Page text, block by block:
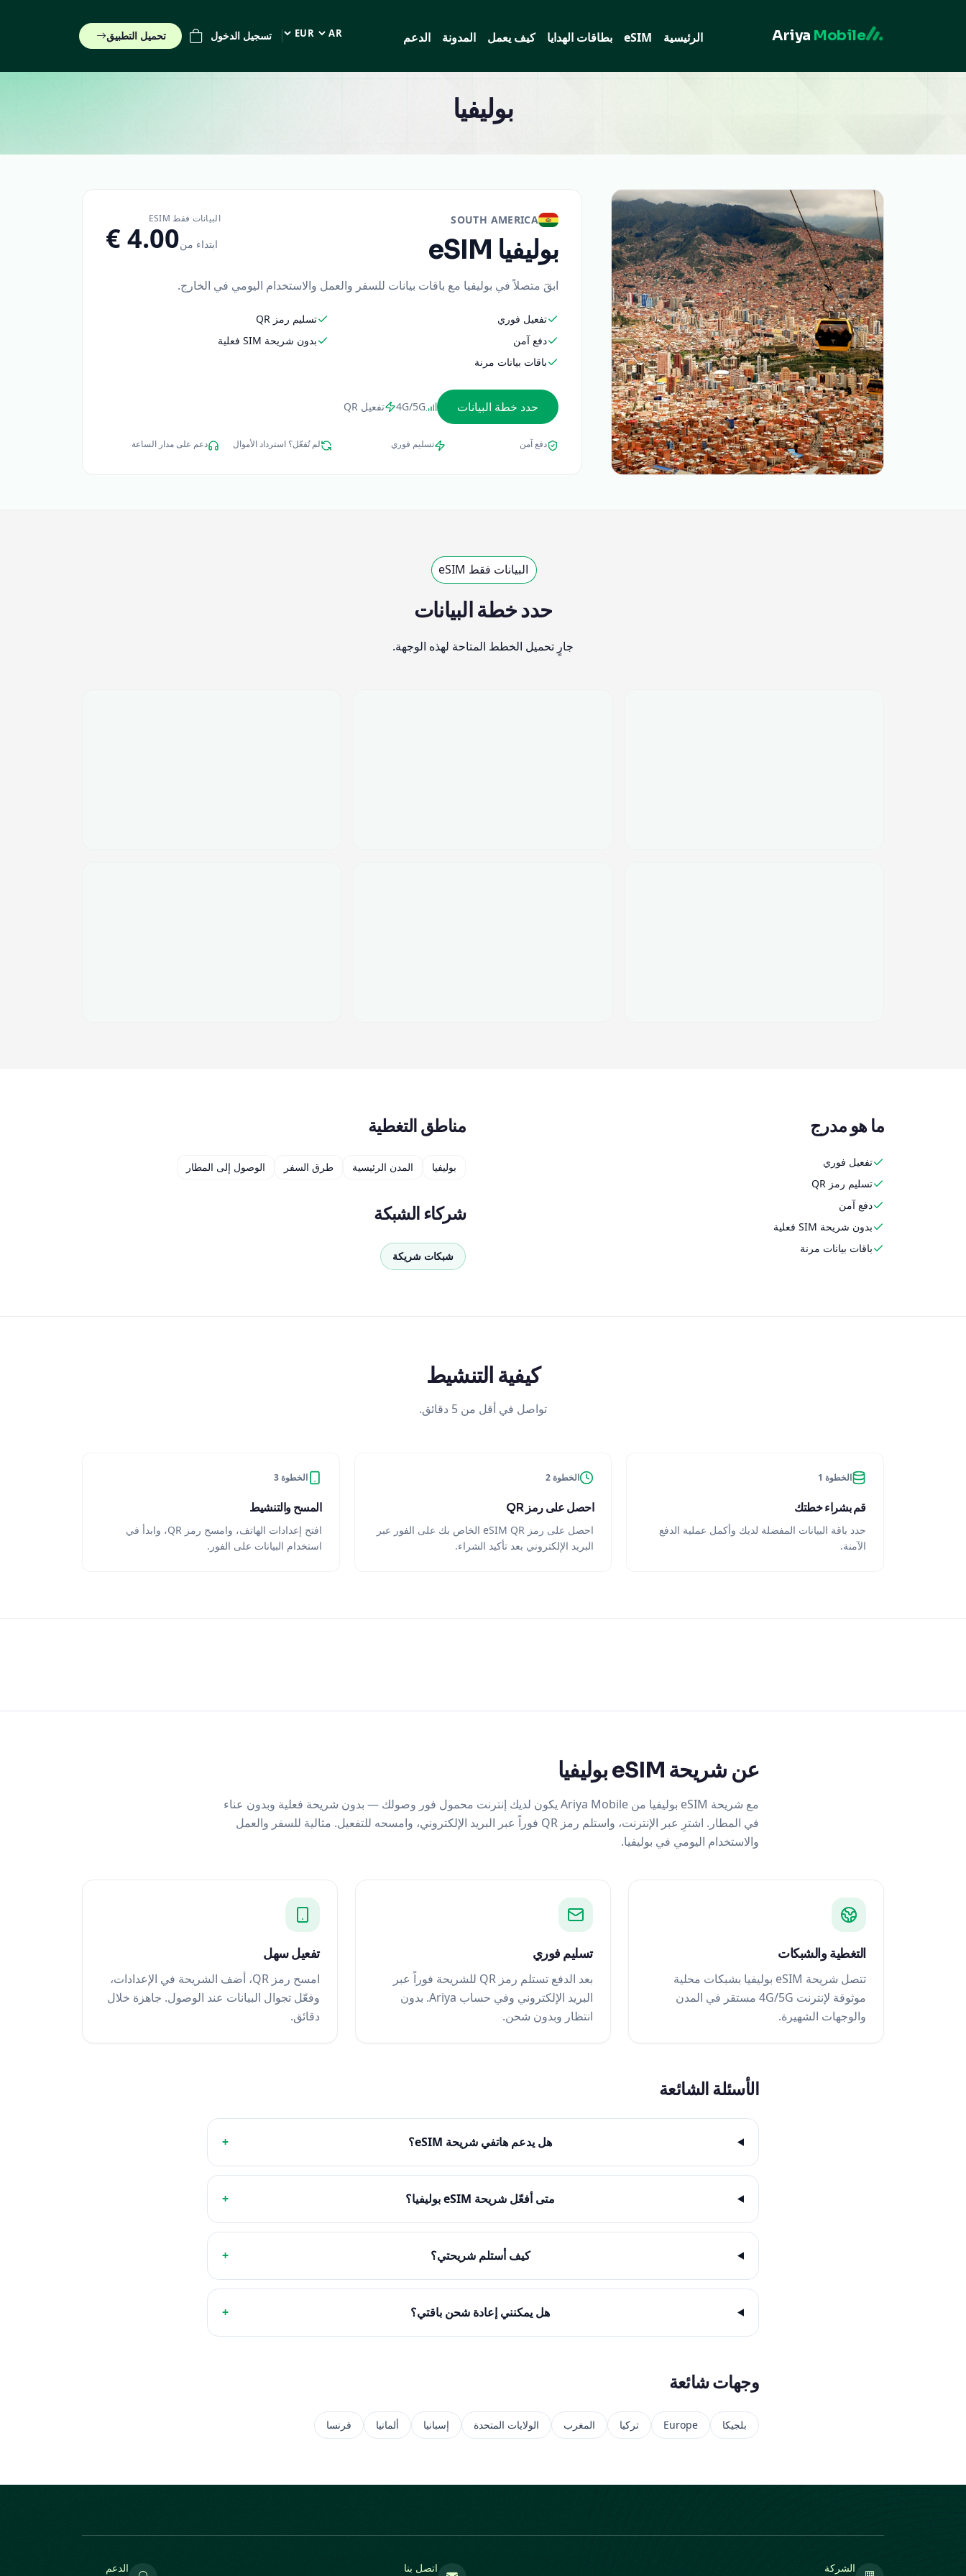
Ariya Mobile الرئيسية eSIM بطاقات الهدايا كيف يعمل المدونة الدعم اللغة EUR (€) تسجيل الدخول تحميل التطبيق
بوليفيا
SOUTH AMERICA
بوليفيا
البيانات فقط ESIM
ابتداء من
ابقَ متصلاً في بوليفيا مع باقات بيانات للسفر والعمل والاستخدام اليومي في الخارج.
تفعيل فوري
تسليم رمز QR
دفع آمن
بدون شريحة SIM فعلية
باقات بيانات مرنة
حدد خطة البيانات 4G/5G تفعيل QR
دفع آمن تسليم فوري لم تُفعّل؟ استرداد الأموال دعم على مدار الساعة
البيانات فقط eSIM
حدد خطة البيانات
جارٍ تحميل الخطط المتاحة لهذه الوجهة.
ما هو مدرج
تفعيل فوري
تسليم رمز QR
دفع آمن
بدون شريحة SIM فعلية
باقات بيانات مرنة
مناطق التغطية
بوليفيا المدن الرئيسية طرق السفر الوصول إلى المطار
شركاء الشبكة
شبكات شريكة
كيفية التنشيط
تواصل في أقل من 5 دقائق.
الخطوة 1
قم بشراء خطتك
حدد باقة البيانات المفضلة لديك وأكمل عملية الدفع
الآمنة.
الخطوة 2
احصل على رمز QR
احصل على رمز eSIM QR الخاص بك على الفور عبر
البريد الإلكتروني بعد تأكيد الشراء.
الخطوة 3
المسح والتنشيط
افتح إعدادات الهاتف، وامسح رمز QR، وابدأ في
استخدام البيانات على الفور.
عن شريحة eSIM بوليفيا
مع شريحة eSIM بوليفيا من Ariya Mobile يكون لديك إنترنت محمول فور وصولك — بدون شريحة فعلية وبدون عناء
في المطار. اشترِ عبر الإنترنت، واستلم رمز QR فوراً عبر البريد الإلكتروني، وامسحه للتفعيل. مثالية للسفر والعمل
والاستخدام اليومي في بوليفيا.
التغطية والشبكات
تتصل شريحة eSIM بوليفيا بشبكات محلية
موثوقة لإنترنت 4G/5G مستقر في المدن
والوجهات الشهيرة.
تسليم فوري
بعد الدفع تستلم رمز QR للشريحة فوراً عبر
البريد الإلكتروني وفي حساب Ariya. بدون
انتظار وبدون شحن.
تفعيل سهل
امسح رمز QR، أضف الشريحة في الإعدادات،
وفعّل تجوال البيانات عند الوصول. جاهزة خلال
دقائق.
الأسئلة الشائعة
هل يدعم هاتفي شريحة eSIM؟ +
متى أفعّل شريحة eSIM بوليفيا؟ +
كيف أستلم شريحتي؟ +
هل يمكنني إعادة شحن باقتي؟ +
وجهات شائعة
بلجيكا Europe تركيا المغرب الولايات المتحدة إسبانيا ألمانيا فرنسا
الشركة اتصل بنا الدعم